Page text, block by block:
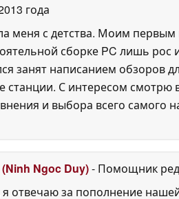
года
меня с детства. Моим
сборке PC лишь
занят написанием обзоров
С интересом смотрю
и выбора всего самого
Ngoc Duy)- Помощник
отвечаю за пополнение